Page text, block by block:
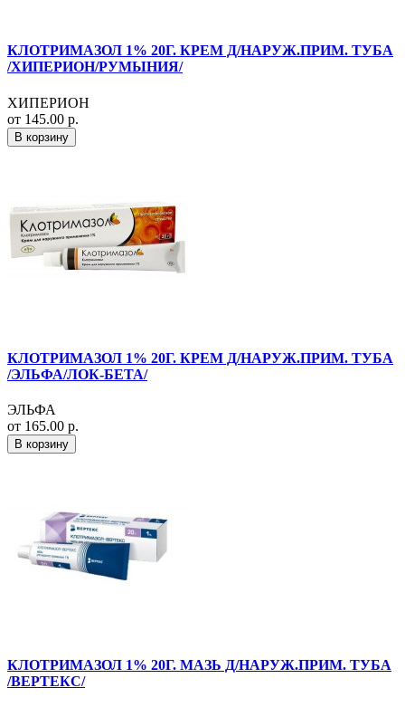
КЛОТРИМАЗОЛ 1% 20Г. КРЕМ Д/НАРУЖ.ПРИМ. ТУБА
/ХИПЕРИОН/РУМЫНИЯ/
ХИПЕРИОН
от 145.00 р.
В корзину
КЛОТРИМАЗОЛ 1% 20Г. КРЕМ Д/НАРУЖ.ПРИМ. ТУБА
/ЭЛЬФА/ЛОК-БЕТА/
ЭЛЬФА
от 165.00 р.
В корзину
КЛОТРИМАЗОЛ 1% 20Г. МАЗЬ Д/НАРУЖ.ПРИМ. ТУБА
/ВЕРТЕКС/